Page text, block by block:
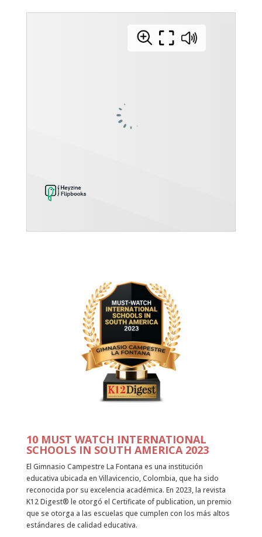
10 MUST WATCH INTERNATIONAL
SCHOOLS IN SOUTH AMERICA 2023
El Gimnasio Campestre La Fontana es una institución
educativa ubicada en Villavicencio, Colombia, que ha sido
reconocida por su excelencia académica. En 2023, la revista
K12 Digest®️ le otorgó el Certificate of publication, un premio
que se otorga a las escuelas que cumplen con los más altos
estándares de calidad educativa.